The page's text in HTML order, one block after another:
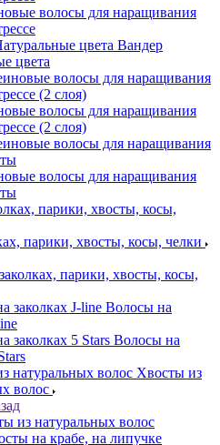
волосы для наращивания
Вандер
цвета
волосы для наращивания
(2 слоя)
волосы для наращивания
парики, хвосты, косы, челки
парики, хвосты, косы,
Волосы на
Волосы на
Хвосты из
волос
из натуральных волос